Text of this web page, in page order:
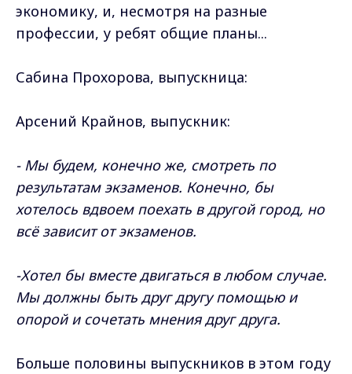
экономику, и, несмотря на разные
профессии, у ребят общие планы...
Сабина Прохорова, выпускница:
Арсений Крайнов, выпускник:
- Мы будем, конечно же, смотреть по
результатам экзаменов. Конечно, бы
хотелось вдвоем поехать в другой город, но
всё зависит от экзаменов.
-Хотел бы вместе двигаться в любом случае.
Мы должны быть друг другу помощью и
опорой и сочетать мнения друг друга.
Больше половины выпускников в этом году